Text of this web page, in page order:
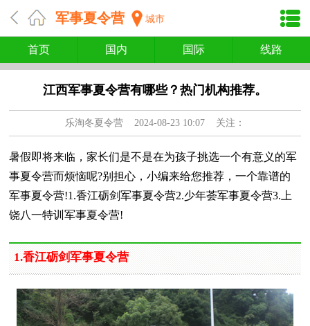
军事夏令营 城市
首页 国内 国际 线路
江西军事夏令营有哪些？热门机构推荐。
乐淘冬夏令营2024-08-23 10:07 关注：
暑假即将来临，家长们是不是在为孩子挑选一个有意义的军
事夏令营而烦恼呢?别担心，小编来给您推荐，一个靠谱的
军事夏令营!1.香江砺剑军事夏令营2.少年荟军事夏令营3.上
饶八一特训军事夏令营!
1.香江砺剑军事夏令营